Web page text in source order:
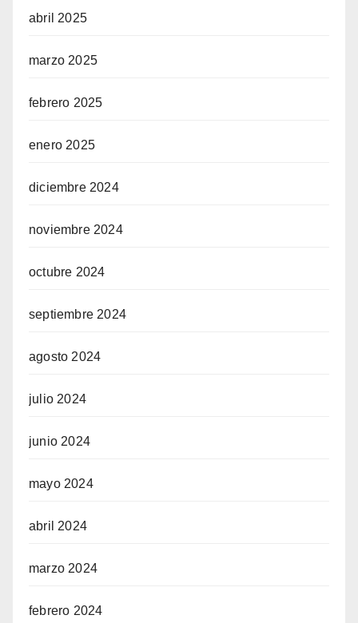
abril 2025
marzo 2025
febrero 2025
enero 2025
diciembre 2024
noviembre 2024
octubre 2024
septiembre 2024
agosto 2024
julio 2024
junio 2024
mayo 2024
abril 2024
marzo 2024
febrero 2024